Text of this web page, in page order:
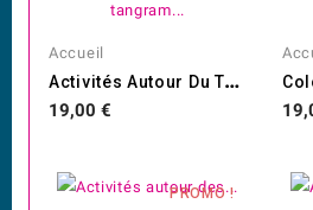
Accueil
A
Ctivités Autour Du Tangram...
Prix
19,00 € Prix
PROMO !